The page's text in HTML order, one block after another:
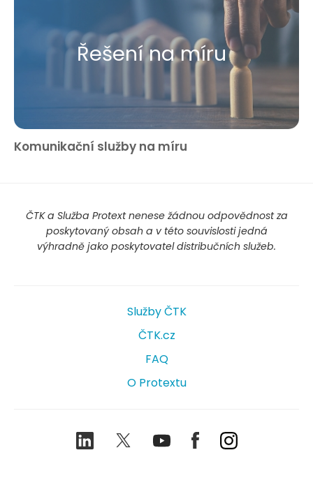
Řešení na míru
Komunikační služby na míru
ČTK a Služba Protext nenese žádnou odpovědnost za
poskytovaný obsah a v této souvislosti jedná
výhradně jako poskytovatel distribučních služeb.
Služby ČTK
ČTK.cz
FAQ
O Protextu
LinkedIn TwitterYoutubeFacebookInstagram